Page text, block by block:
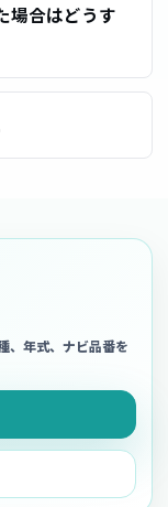
場合はどうす
、年式、ナビ品番を